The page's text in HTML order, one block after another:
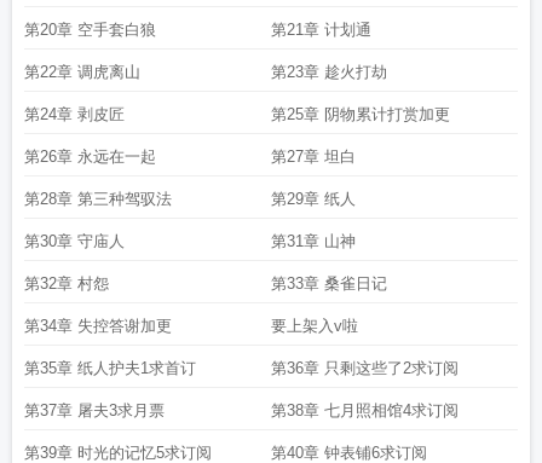
第20章 空手套白狼 第21章 计划通
第22章 调虎离山 第23章 趁火打劫
第24章 剥皮匠 第25章 阴物累计打赏加更
第26章 永远在一起 第27章 坦白
第28章 第三种驾驭法 第29章 纸人
第30章 守庙人 第31章 山神
第32章 村怨 第33章 桑雀日记
第34章 失控答谢加更 要上架入v啦
第35章 纸人护夫1求首订 第36章 只剩这些了2求订阅
第37章 屠夫3求月票 第38章 七月照相馆4求订阅
第39章 时光的记忆5求订阅 第40章 钟表铺6求订阅